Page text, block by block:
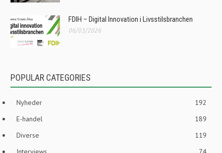
FDIH – Digital Innovation i Livsstilsbranchen
06/03/2026
POPULAR CATEGORIES
Nyheder
192
E-handel
189
Diverse
119